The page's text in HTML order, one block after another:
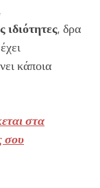
,
ιδιότητες, δρα
κάποια
στα
σου